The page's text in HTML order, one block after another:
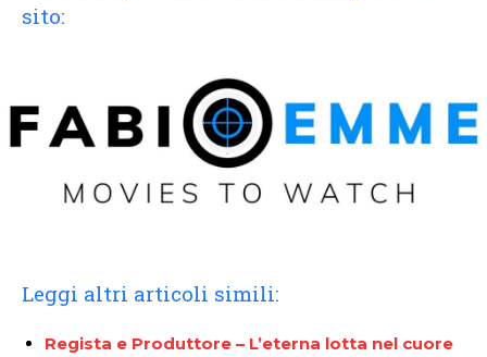
sito:
Leggi altri articoli simili:
Regista e Produttore – L’eterna lotta nel cuore